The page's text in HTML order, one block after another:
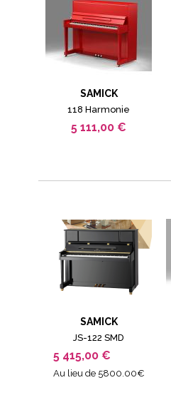
SAMICK
118 Harmonie
5 111,00 €
SAMICK
JS-122 SMD
5 415,00 €
Au lieu de 5800.00€